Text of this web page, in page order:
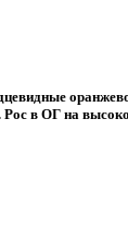
в ОГ на